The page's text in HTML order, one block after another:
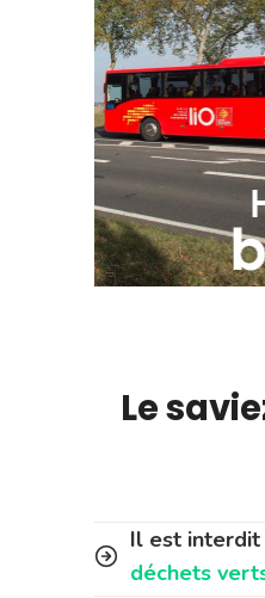
Le
Il est
déchets